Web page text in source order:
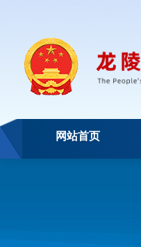
网站首页